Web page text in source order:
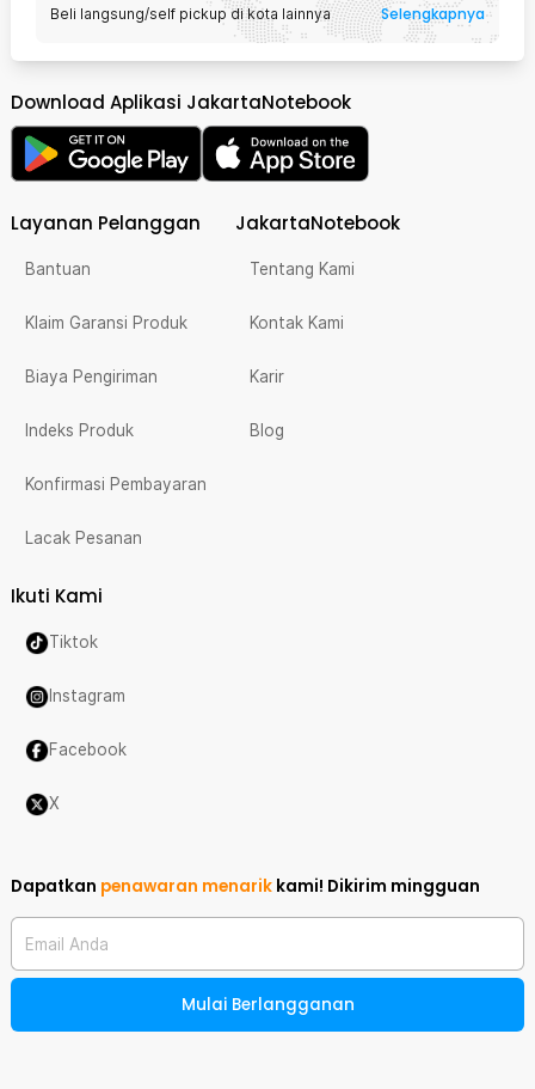
Beli langsung/self pickup di kota lainnya Selengkapnya
Download Aplikasi JakartaNotebook
Layanan Pelanggan
Bantuan
Klaim Garansi Produk
Biaya Pengiriman
Indeks Produk
Konfirmasi Pembayaran
Lacak Pesanan
JakartaNotebook
Tentang Kami
Kontak Kami
Karir
Blog
Ikuti Kami
Tiktok
Instagram
Facebook
X
Dapatkan penawaran menarik kami! Dikirim mingguan
Email Anda
Mulai Berlangganan